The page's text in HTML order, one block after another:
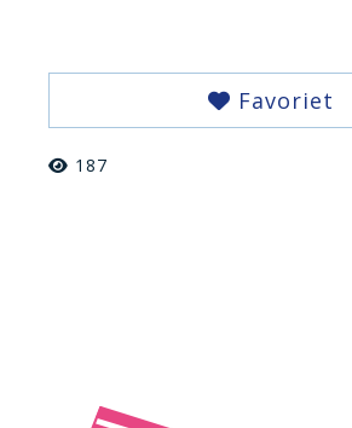
Favoriet
187